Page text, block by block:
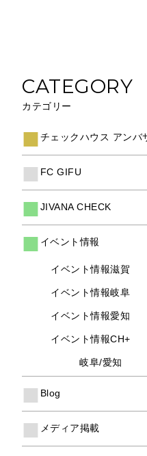
CATEGORY
カテゴリー
チェックハウス アンバ
FC GIFU
JIVANA CHECK
イベント情報
イベント情報滋賀
イベント情報岐阜
イベント情報愛知
イベント情報CH+
岐阜/愛知
Blog
メディア掲載